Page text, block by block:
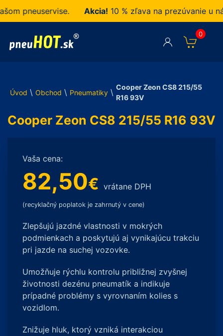
pneuservise. Akcia!10 % zľava na prezúvanie u nás
0
Úvod \ Obchod \ Pneumatiky \
Cooper Zeon CS8 215/55
R16 93V
Cooper Zeon CS8 215/55 R16 93V
Vaša cena:
82,50€ vrátane DPH
(recyklačný poplatok je zahrnutý v cene)
Zlepšujú jazdné vlastnosti v mokrých
podmienkach a poskytujú aj vynikajúcu trakciu
pri jazde na suchej vozovke.
Umožňuje rýchlu kontrolu približnej zvyšnej
životnosti dezénu pneumatík a indikuje
prípadné problémy s vyrovnaním kolies s
vozidlom.
Znižuje hluk, ktorý vzniká interakciou